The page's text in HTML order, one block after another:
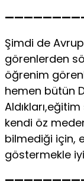
Şimdi de
görenlerden
öğrenim
hemen bütün
kendi öz
bilmediği için,
göstermekle iyi